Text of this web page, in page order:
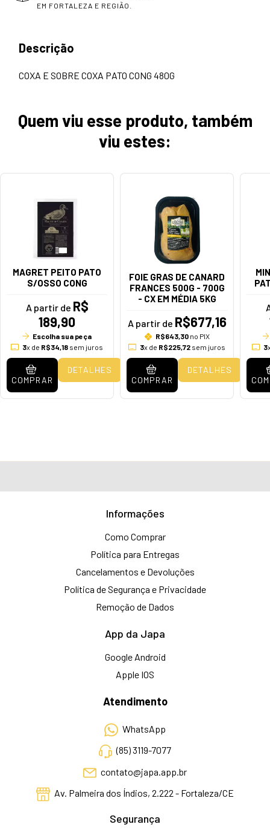
EM FORTALEZA E REGIÃO.
Descrição
COXA E SOBRE COXA PATO CONG 480G
Quem viu esse produto, também
viu estes:
MAGRET PEITO PATO
S/OSSO CONG
A partir de R$
189,90
Escolha sua peça
3x de R$34,18 sem juros
COMPRAR
DETALHES
FOIE GRAS DE CANARD
FRANCES 500G - 700G
- CX EM MÉDIA 5KG
A partir de R$677,16
R$643,30no PIX
3x de R$225,72 sem juros
COMPRAR
DETALHES
3
Informações
Como Comprar
Política para Entregas
Cancelamentos e Devoluções
Política de Segurança e Privacidade
Remoção de Dados
App da Japa
Google Android
Apple IOS
Atendimento
WhatsApp
(85) 3119-7077
contato@japa.app.br
Av. Palmeira dos Índios, 2.222 - Fortaleza/CE
Segurança